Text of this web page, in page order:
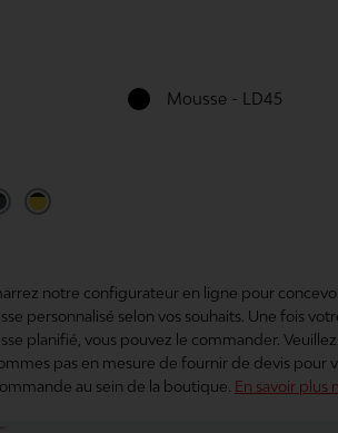
Mousse - LD45
notre configurateur en ligne pour
personnalisé selon vos souhaits. Une fois
planifié, vous pouvez le commander.
pas en mesure de fournir de devis pour
au sein de la boutique. En savoir plus